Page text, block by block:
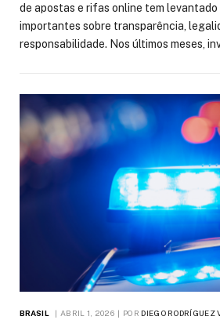
de apostas e rifas online tem
importantes sobre transparência,
responsabilidade. Nos últimos meses,
BRASIL ABRIL 1, 2026 POR DIEGO RODRÍGUEZ